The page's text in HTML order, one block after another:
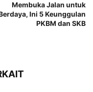
Membuka Jalan untuk
Ini 5 Keunggulan
PKBM dan SKB